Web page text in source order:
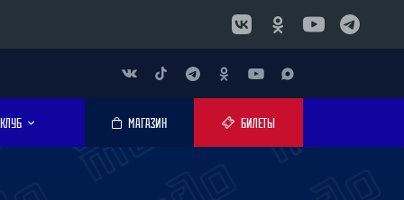
КЛУБ МАГАЗИН БИЛЕТЫ